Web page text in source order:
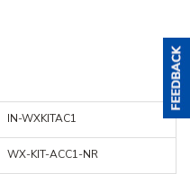
IN-WXKITAC1
WX-KIT-ACC1-NR